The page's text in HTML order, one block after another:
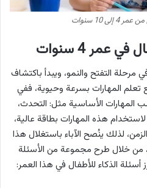
10 سنوات
عمر 4 سنوات
التفتح والنمو، ويبدأ باكتشاف
المهارات بسرعة وحيوية، ففي
المهارات الأساسية مثل: التحدث،
هذه المهارات بطاقة عالية،
لذلك ينُصح الآباء باستغلال هذا
من خلال طرح مجموعة من الأسئلة
أسئلة الذكاء للأطفال في هذا العمر: